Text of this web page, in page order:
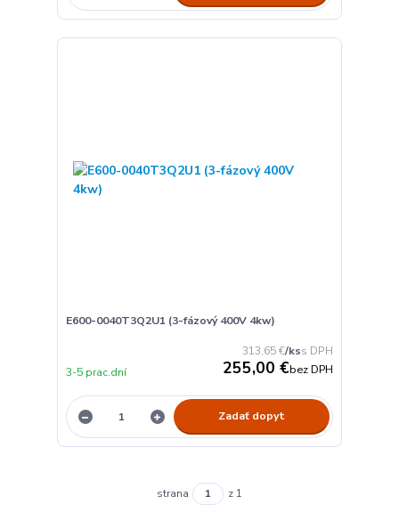
E600-0040T3Q2U1 (3-fázový 400V 4kw)
313,65 €/ks
255,00 €bez DPH
3-5 prac.dní
Zadať dopyt
strana z 1